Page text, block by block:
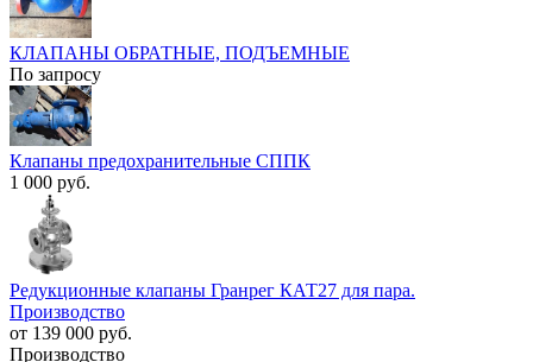
КЛАПАНЫ ОБРАТНЫЕ, ПОДЪЕМНЫЕ
По запросу
Клапаны предохранительные СППК
1 000 руб.
Редукционные клапаны Гранрег КАТ27 для пара.
Производство
от 139 000 руб.
Производство